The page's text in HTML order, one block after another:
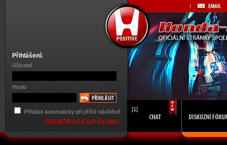
Přihlášení:
Uživatel
Heslo
Přihlásit automaticky při příští návštěvě
REGISTRACE DO KLUBU
[1]